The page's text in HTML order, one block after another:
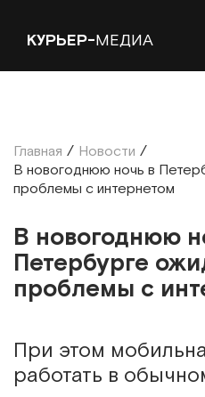
КУРЬЕР-МЕДИА
Главная / Новости /
В новогоднюю ночь в
проблемы с интернетом
В новогоднюю
Петербурге
проблемы с
При этом
работать в